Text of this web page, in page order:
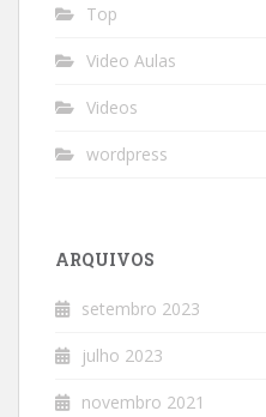
Top
Video Aulas
Videos
wordpress
ARQUIVOS
setembro 2023
julho 2023
novembro 2021